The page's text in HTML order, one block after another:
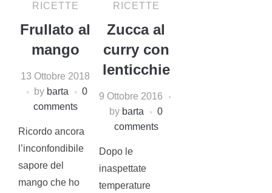
RICETTE
Frullato al
mango
13 Ottobre 2018
by barta
0
comments
Ricordo ancora
l’inconfondibile
sapore del
mango che ho
RICETTE
Zucca al
curry con
lenticchie
9 Ottobre 2016
by barta
0
comments
Dopo le
inaspettate
temperature